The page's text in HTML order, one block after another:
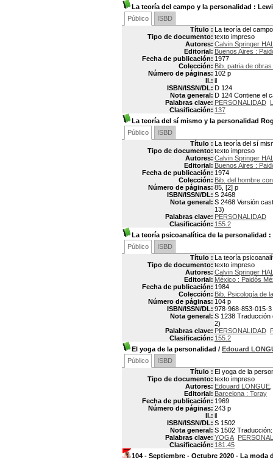
La teoría del campo y la personalidad :
Público
ISBD
Título : La teoría del
Tipo de documento: texto impreso
Autores: Calvin Springer
Editorial: Buenos Aires :
Fecha de publicación: 1977
Colección: Bib. patria de
Número de páginas: 102 p
Il.: il
ISBN/ISSN/DL: D 124
Nota general: D 124 Contiene el
Palabras clave: PERSONALIDAD
Clasificación: 137
La teoría del sí mismo y la personalidad
Público
ISBD
Título : La teoría del sí
Tipo de documento: texto impreso
Autores: Calvin Springer
Editorial: Buenos Aires :
Fecha de publicación: 1974
Colección: Bib. del hombre
Número de páginas: 85, [2] p
ISBN/ISSN/DL: S 2468
Nota general: S 2468 Versión
13)
Palabras clave: PERSONALIDAD
Clasificación: 155.2
La teoría psicoanalítica de la personalidad :
Público
ISBD
Título : La teoría
Tipo de documento: texto impreso
Autores: Calvin Springer
Editorial: México : Paidós
Fecha de publicación: 1984
Colección: Bib. Psicología de
Número de páginas: 104 p
ISBN/ISSN/DL: 978-968-853-015-3
Nota general: S 1238 Traducción
2)
Palabras clave: PERSONALIDAD
Clasificación: 155.2
El yoga de la personalidad / Edouard
Público
ISBD
Título : El yoga de la
Tipo de documento: texto impreso
Autores: Edouard LONGUE
Editorial: Barcelona : Toray
Fecha de publicación: 1969
Número de páginas: 243 p
Il.: il
ISBN/ISSN/DL: S 1502
Nota general: S 1502
Palabras clave: YOGA
Clasificación: 181.45
104 - Septiembre - Octubre 2020 - La moda